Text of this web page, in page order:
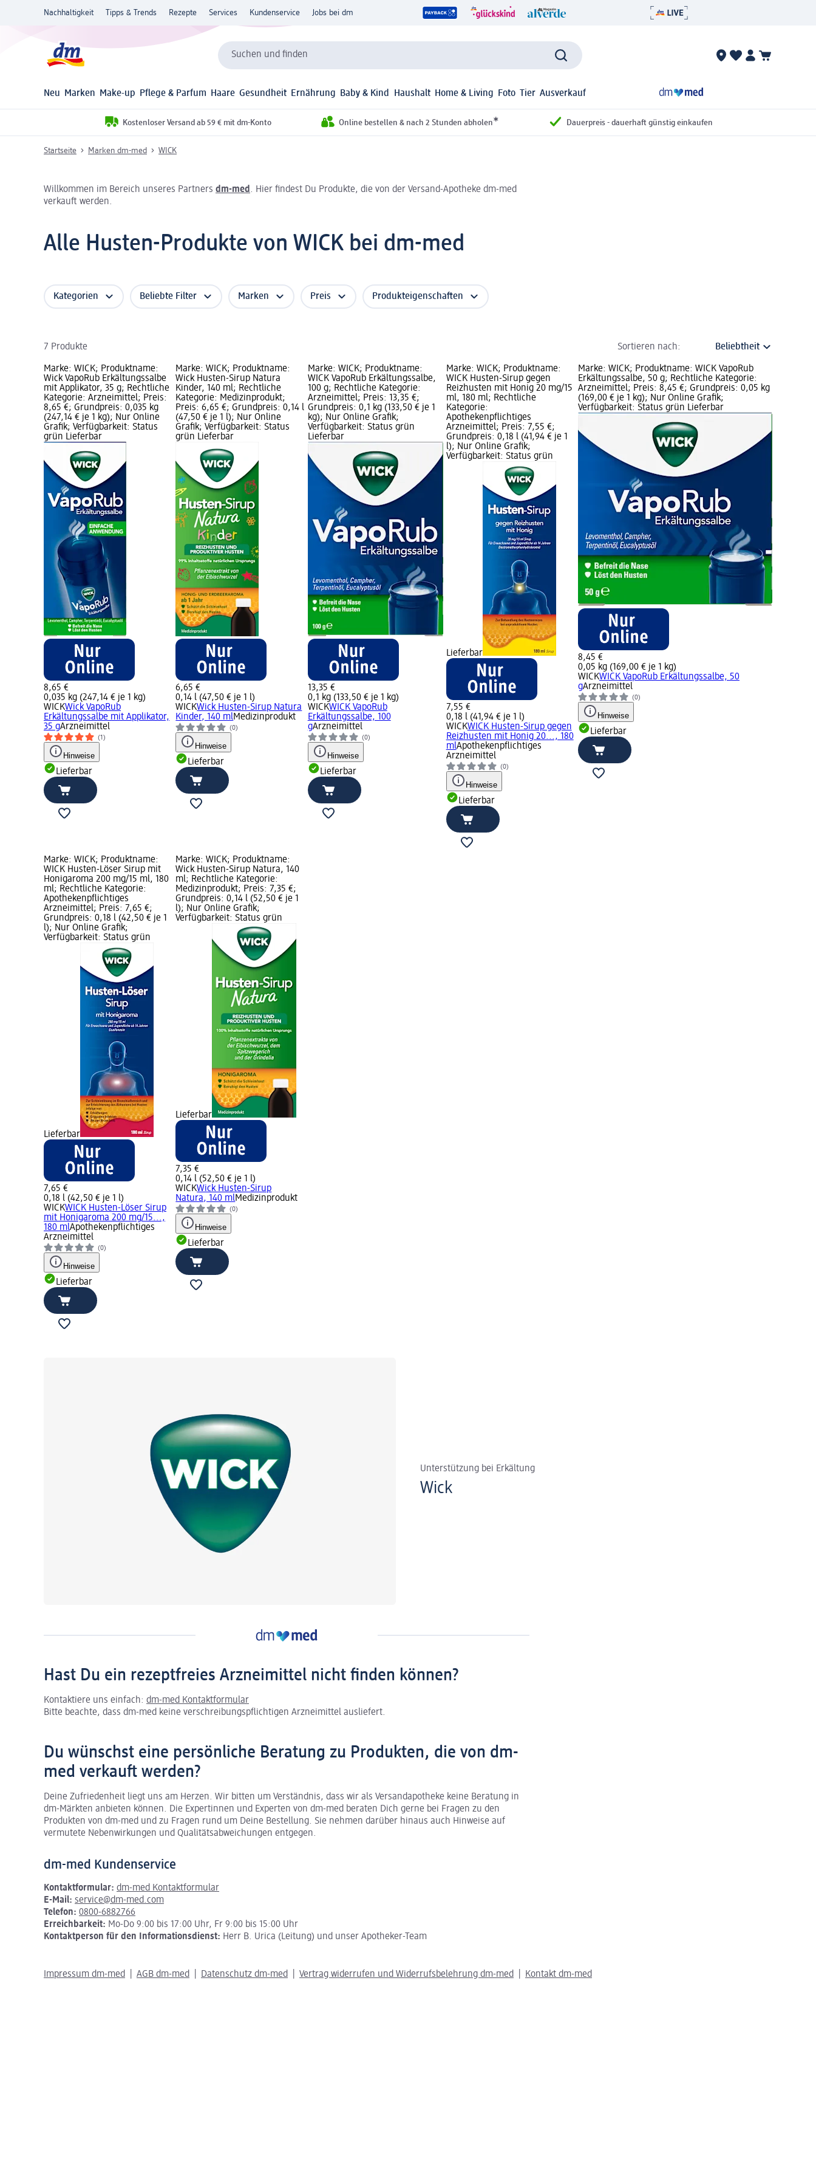
Nachhaltigkeit Tipps & Trends Rezepte Services Kundenservice Jobs bei dm
Suchen und finden
Neu Marken Make-up Pflege & Parfum Haare Gesundheit Ernährung Baby & Kind Haushalt Home & Living Foto Tier Ausverkauf
Kostenloser Versand ab 59 € mit dm-Konto Online bestellen & nach 2 Stunden abholen* Dauerpreis - dauerhaft günstig einkaufen
Startseite Marken dm-med WICK
Willkommen im Bereich unseres Partners dm-med . Hier findest Du Produkte, die von der Versand-Apotheke dm-med
verkauft werden.
Alle Husten-Produkte von WICK bei dm-med
Kategorien Beliebte Filter Marken Preis Produkteigenschaften
7 Produkte Sortieren nach:
Marke: WICK; Produktname:
Wick VapoRub Erkältungssalbe
mit Applikator, 35 g; Rechtliche
Kategorie: Arzneimittel; Preis:
8,65 €; Grundpreis: 0,035 kg
(247,14 € je 1 kg); Nur Online
Grafik; Verfügbarkeit: Status
grün Lieferbar
8,65 €
0,035 kg (247,14 € je 1 kg)
WICKWick VapoRub
Erkältungssalbe mit Applikator,
35 gArzneimittel
(1)
Hinweise
Lieferbar
Marke: WICK; Produktname:
Wick Husten-Sirup Natura
Kinder, 140 ml; Rechtliche
Kategorie: Medizinprodukt;
Preis: 6,65 €; Grundpreis: 0,14 l
(47,50 € je 1 l); Nur Online
Grafik; Verfügbarkeit: Status
grün Lieferbar
6,65 €
0,14 l (47,50 € je 1 l)
WICKWick Husten-Sirup Natura
Kinder, 140 mlMedizinprodukt
(0)
Hinweise
Lieferbar
Marke: WICK; Produktname:
WICK VapoRub Erkältungssalbe,
100 g; Rechtliche Kategorie:
Arzneimittel; Preis: 13,35 €;
Grundpreis: 0,1 kg (133,50 € je 1
kg); Nur Online Grafik;
Verfügbarkeit: Status grün
Lieferbar
13,35 €
0,1 kg (133,50 € je 1 kg)
WICKWICK VapoRub
Erkältungssalbe, 100
gArzneimittel
(0)
Hinweise
Lieferbar
Marke: WICK; Produktname:
WICK Husten-Sirup gegen
Reizhusten mit Honig 20 mg/15
ml, 180 ml; Rechtliche
Kategorie:
Apothekenpflichtiges
Arzneimittel; Preis: 7,55 €;
Grundpreis: 0,18 l (41,94 € je 1
l); Nur Online Grafik;
Verfügbarkeit: Status grün
Lieferbar
7,55 €
0,18 l (41,94 € je 1 l)
WICKWICK Husten-Sirup gegen
Reizhusten mit Honig 20..., 180
mlApothekenpflichtiges
Arzneimittel
(0)
Hinweise
Lieferbar
Marke: WICK; Produktname: WICK VapoRub
Erkältungssalbe, 50 g; Rechtliche Kategorie:
Arzneimittel; Preis: 8,45 €; Grundpreis: 0,05 kg
(169,00 € je 1 kg); Nur Online Grafik;
Verfügbarkeit: Status grün Lieferbar
8,45 €
0,05 kg (169,00 € je 1 kg)
WICKWICK VapoRub Erkältungssalbe, 50
gArzneimittel
(0)
Hinweise
Lieferbar
Marke: WICK; Produktname:
WICK Husten-Löser Sirup mit
Honigaroma 200 mg/15 ml, 180
ml; Rechtliche Kategorie:
Apothekenpflichtiges
Arzneimittel; Preis: 7,65 €;
Grundpreis: 0,18 l (42,50 € je 1
l); Nur Online Grafik;
Verfügbarkeit: Status grün
Lieferbar
7,65 €
0,18 l (42,50 € je 1 l)
WICKWICK Husten-Löser Sirup
mit Honigaroma 200 mg/15...,
180 mlApothekenpflichtiges
Arzneimittel
(0)
Hinweise
Lieferbar
Marke: WICK; Produktname:
Wick Husten-Sirup Natura, 140
ml; Rechtliche Kategorie:
Medizinprodukt; Preis: 7,35 €;
Grundpreis: 0,14 l (52,50 € je 1
l); Nur Online Grafik;
Verfügbarkeit: Status grün
Lieferbar
7,35 €
0,14 l (52,50 € je 1 l)
WICKWick Husten-Sirup
Natura, 140 mlMedizinprodukt
(0)
Hinweise
Lieferbar
Unterstützung bei Erkältung
Wick
Hast Du ein rezeptfreies Arzneimittel nicht finden können?
Kontaktiere uns einfach: dm-med Kontaktformular
Bitte beachte, dass dm-med keine verschreibungspflichtigen Arzneimittel ausliefert.
Du wünschst eine persönliche Beratung zu Produkten, die von dm-
med verkauft werden?
Deine Zufriedenheit liegt uns am Herzen. Wir bitten um Verständnis, dass wir als Versandapotheke keine Beratung in
dm-Märkten anbieten können. Die Expertinnen und Experten von dm-med beraten Dich gerne bei Fragen zu den
Produkten von dm-med und zu Fragen rund um Deine Bestellung. Sie nehmen darüber hinaus auch Hinweise auf
vermutete Nebenwirkungen und Qualitätsabweichungen entgegen.
dm-med Kundenservice
Kontaktformular: dm-med Kontaktformular
E-Mail: service@dm-med.com
Telefon: 0800-6882766
Erreichbarkeit: Mo-Do 9:00 bis 17:00 Uhr, Fr 9:00 bis 15:00 Uhr
Kontaktperson für den Informationsdienst: Herr B. Urica (Leitung) und unser Apotheker-Team
Impressum dm-med AGB dm-med Datenschutz dm-med Vertrag widerrufen und Widerrufsbelehrung dm-med Kontakt dm-med